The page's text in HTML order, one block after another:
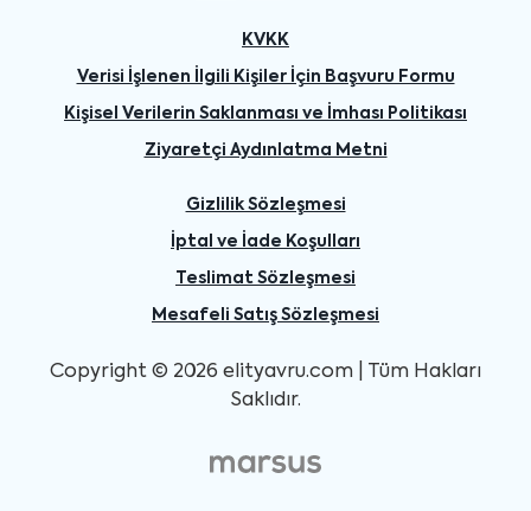
KVKK
Verisi İşlenen İlgili Kişiler İçin Başvuru Formu
Kişisel Verilerin Saklanması ve İmhası Politikası
Ziyaretçi Aydınlatma Metni
Gizlilik Sözleşmesi
İptal ve İade Koşulları
Teslimat Sözleşmesi
Mesafeli Satış Sözleşmesi
Copyright © 2026 elityavru.com | Tüm Hakları
Saklıdır.